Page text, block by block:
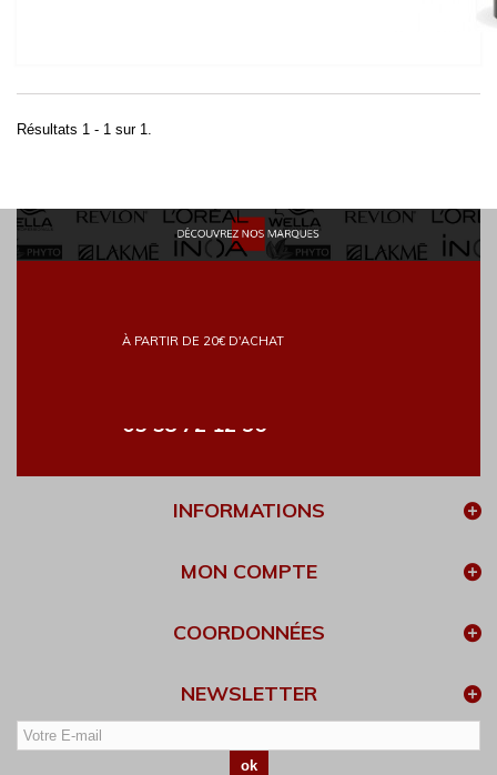
Résultats 1 - 1 sur 1.
À PARTIR DE 20€ D'ACHAT
PAIEMENT SÉCURISÉ
05 58 72 12 96
INFORMATIONS
MON COMPTE
COORDONNÉES
NEWSLETTER
ok